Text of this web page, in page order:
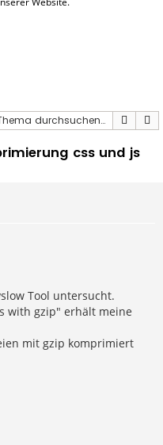
Suche
css und js
Tool untersucht.
with gzip" erhält meine
mit gzip komprimiert